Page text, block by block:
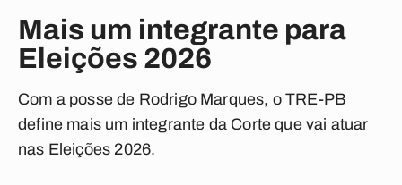
Mais um integrante para
Eleições 2026
Com a posse de Rodrigo Marques, o TRE-PB
define mais um integrante da Corte que vai atuar
nas Eleições 2026.